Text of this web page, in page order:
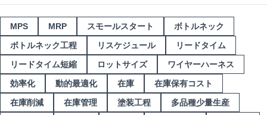
MPS MRP スモールスタート
ボトルネック
ボトルネック工程
リスケジュール
リードタイム
リードタイム短縮
ロットサイズ
ワイヤーハーネス
効率化
動的最適化 在庫
在庫保有コスト
在庫削減
在庫管理 塗装工程
多品種少量生産